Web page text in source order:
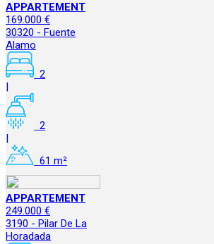
APPARTEMENT
169.000 €
30320 - Fuente
Alamo
2
2
61 m²
APPARTEMENT
249.000 €
3190 - Pilar De La
Horadada